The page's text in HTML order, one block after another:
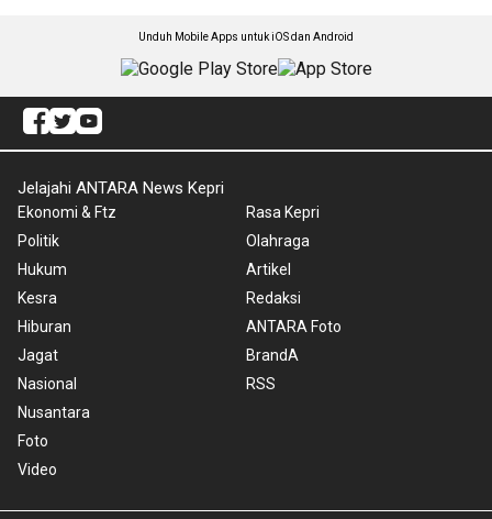
Unduh Mobile Apps untuk iOS dan Android
Jelajahi ANTARA News Kepri
Ekonomi & Ftz
Politik
Hukum
Kesra
Hiburan
Jagat
Nasional
Nusantara
Foto
Video
Rasa Kepri
Olahraga
Artikel
Redaksi
ANTARA Foto
BrandA
RSS